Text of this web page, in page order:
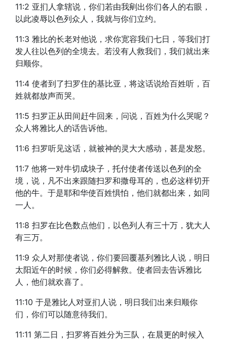
11:2 亚扪人拿辖说，你们若由我剜出你们各人的右眼，
以此凌辱以色列众人，我就与你们立约。
11:3 雅比的长老对他说，求你宽容我们七日，等我们打
发人往以色列的全境去。若没有人救我们，我们就出来
归顺你。
11:4 使者到了扫罗住的基比亚，将这话说给百姓听，百
姓就都放声而哭。
11:5 扫罗正从田间赶牛回来，问说，百姓为什么哭呢？
众人将雅比人的话告诉他。
11:6 扫罗听见这话，就被神的灵大大感动，甚是发怒。
11:7 他将一对牛切成块子，托付使者传送以色列的全
境，说，凡不出来跟随扫罗和撒母耳的，也必这样切开
他的牛。于是耶和华使百姓惧怕，他们就都出来，如同
一人。
11:8 扫罗在比色数点他们，以色列人有三十万，犹大人
有三万。
11:9 众人对那使者说，你们要回覆基列雅比人说，明日
太阳近午的时候，你们必得解救。使者回去告诉雅比
人，他们就欢喜了。
11:10 于是雅比人对亚扪人说，明日我们出来归顺你
们，你们可以随意待我们。
11:11 第二日，扫罗将百姓分为三队，在晨更的时候入